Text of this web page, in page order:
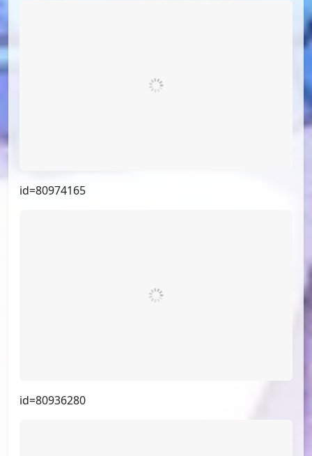
id=80974165
id=80936280